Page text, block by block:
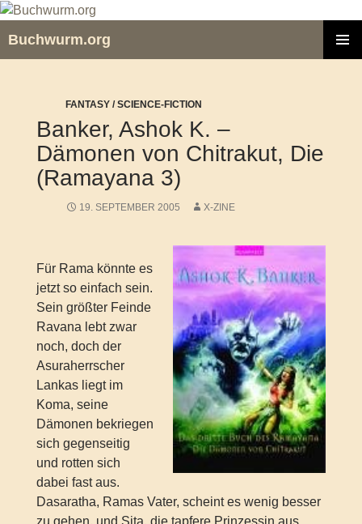
Zum
springen
Buchwurm.org
FANTASY / SCIENCE-FICTION
Banker, Ashok K. –
Dämonen von Chitrakut, Die
(Ramayana 3)
19. SEPTEMBER 2005 X-ZINE
Für Rama könnte es
jetzt so einfach sein.
Sein größter Feinde
Ravana lebt zwar
noch, doch der
Asuraherrscher
Lankas liegt im
Koma, seine
Dämonen bekriegen
sich gegenseitig
und rotten sich
dabei fast aus.
Dasaratha, Ramas Vater, scheint es wenig besser
zu gehen, und Sita, die tapfere Prinzessin aus